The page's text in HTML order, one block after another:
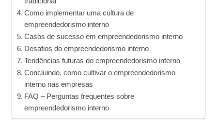
Como implementar uma cultura de
empreendedorismo interno
Casos de sucesso em empreendedorismo interno
Desafios do empreendedorismo interno
Tendências futuras do empreendedorismo interno
Concluindo, como cultivar o empreendedorismo
interno nas empresas
FAQ – Perguntas frequentes sobre
empreendedorismo interno